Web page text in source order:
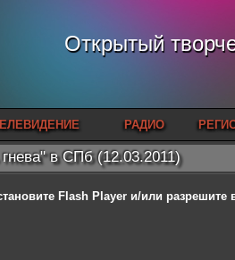
Открытый
РАДИО
в СПб (12.03.2011)
Flash Playerи/или разрешите